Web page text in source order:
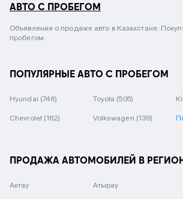
АВТО С ПРОБЕГОМ
Объявления о продаже авто в Казахстане.
пробегом.
ПОПУЛЯРНЫЕ АВТО С ПРОБЕГОМ
Hyundai (746) Toyota (505)
Chevrolet (162) Volkswagen (139)
ПРОДАЖА АВТОМОБИЛЕЙ В
Актау Атырау